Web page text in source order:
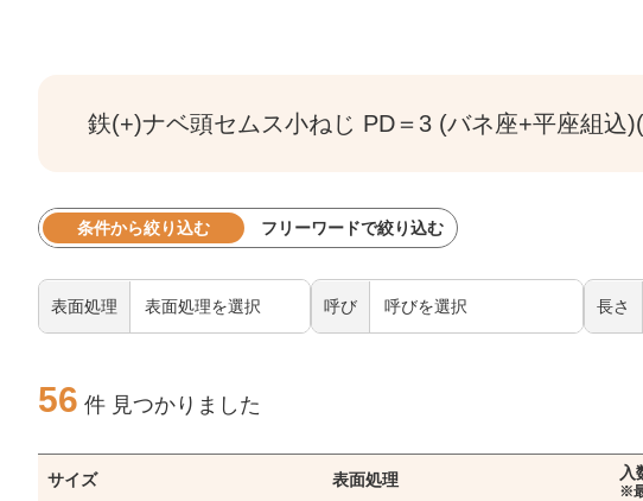
鉄(+)ナベ頭セムス小ねじ PD＝3 (バネ座+平座組
条件から絞り込む フリーワードで絞り込む
表面処理 呼び 長さ
56 件 見つかりました
サイズ 表面処理 入
※